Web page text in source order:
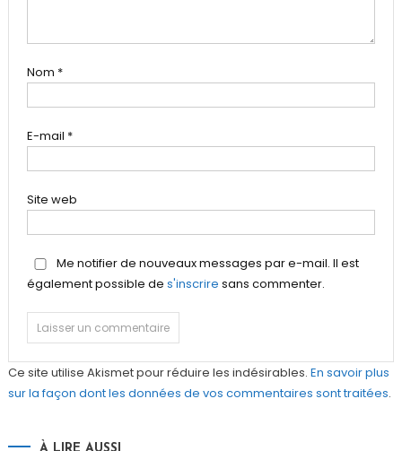
Nom *
E-mail *
Site web
Me notifier de nouveaux messages par e-mail. Il est
également possible de s'inscrire sans commenter.
Ce site utilise Akismet pour réduire les indésirables. En savoir plus
sur la façon dont les données de vos commentaires sont traitées.